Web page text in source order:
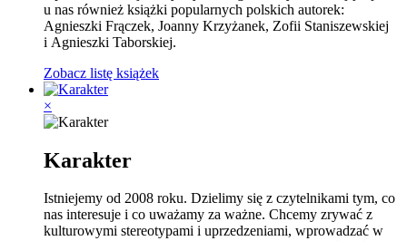
u nas również książki popularnych polskich autorek:
Agnieszki Frączek, Joanny Krzyżanek, Zofii Staniszewskiej
i Agnieszki Taborskiej.
Zobacz listę książek
×
Karakter
Istniejemy od 2008 roku. Dzielimy się z czytelnikami tym, co
nas interesuje i co uważamy za ważne. Chcemy zrywać z
kulturowymi stereotypami i uprzedzeniami, wprowadzać w